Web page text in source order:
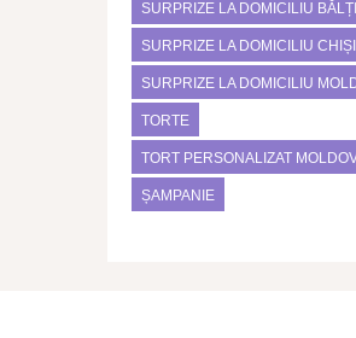
SURPRIZE LA DOMICILIU BĂLȚI
SURPRIZE LA DOMICILIU
SURPRIZE LA DOMICILIU
TORTE
TORT PERSONALIZAT
ȘAMPANIE